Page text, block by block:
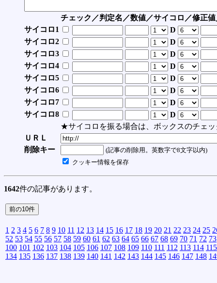
チェック／判定名／数値／サイコロ／修正
サイコロ1
D
サイコロ2
D
サイコロ3
D
サイコロ4
D
サイコロ5
D
サイコロ6
D
サイコロ7
D
サイコロ8
D
★サイコロを振る場合は、ボックスのチェッ
ＵＲＬ
削除キー
(記事の削除用。英数字で8文字以内)
クッキー情報を保存
1642件の記事があります。
1 2 3 4 5 6 7 8 9 10 11 12 13 14 15 16 17 18 19 20 21 22 23 24 25
52 53 54 55 56 57 58 59 60 61 62 63 64 65 66 67 68 69 70 71 72 73
100 101 102 103 104 105 106 107 108 109 110 111 112 113 114 115
134 135 136 137 138 139 140 141 142 143 144 145 146 147 148